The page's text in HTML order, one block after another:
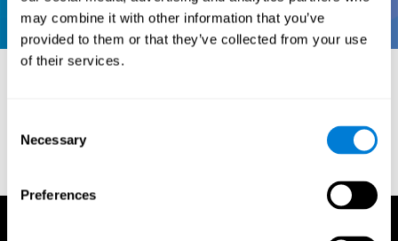
may combine it with other information that you’ve
provided to them or that they’ve collected from your use
of their services.
Selection
Necessary
Preferences
Conners, C. K (1989). Manual for Conners’ rating scales. North